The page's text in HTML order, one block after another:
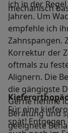
mechanisch
ich in der
Jahren. Um
empfehle ich
Zahnspangen.
Korrektur der
oftmals zu
Alignern. Die
die gängigste
Gerne nehme
Beratung und
geeignete
Für eine
spät!